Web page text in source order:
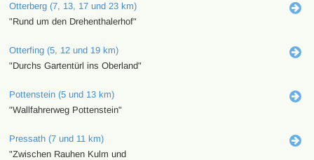
Otterberg (7, 13, 17 und 23 km)
"Rund um den Drehenthalerhof"
Otterfing (5, 12 und 19 km)
"Durchs Gartentürl ins Oberland"
Pottenstein (5 und 13 km)
"Wallfahrerweg Pottenstein"
Pressath (7 und 11 km)
"Zwischen Rauhen Kulm und